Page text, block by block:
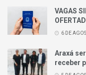
VAGAS
6 DE
Araxá
receber